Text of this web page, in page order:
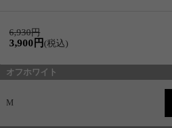
6,930円
3,900円(税込)
オフホワイト
M